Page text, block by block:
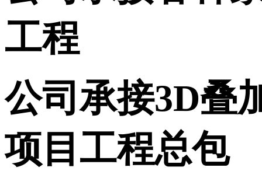
工程
公司承接3D叠
项目工程总包